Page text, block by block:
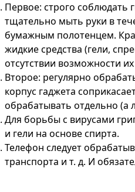
Первое: строго соблюдать
тщательно мыть руки в
бумажным полотенцем.
жидкие средства (гели,
отсутствии возможности
Второе: регулярно
корпус гаджета
обрабатывать отдельно (а
Для борьбы с вирусами
и гели на основе спирта.
Телефон следует
транспорта и т. д. И